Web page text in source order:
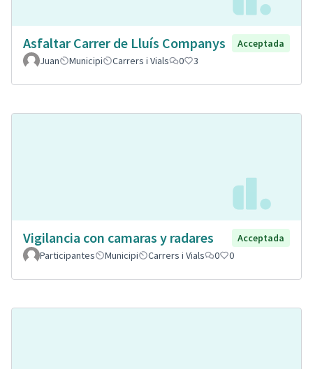
Asfaltar Carrer de Lluís Companys
Acceptada
Juan
Municipi Carrers i Vials 0 3
Vigilancia con camaras y radares
Acceptada
Participantes
Municipi Carrers i Vials 0 0